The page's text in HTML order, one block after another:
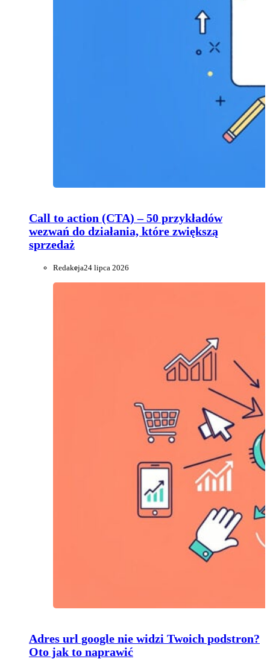
Call to action (CTA) – 50 przykładów
wezwań do działania, które zwiększą
sprzedaż
Redakcja24 lipca 2026
Adres url google nie widzi Twoich podstron?
Oto jak to naprawić